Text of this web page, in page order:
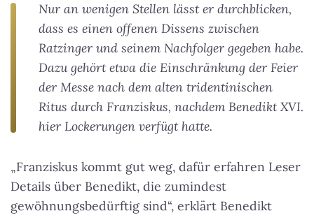
Nur an wenigen Stellen lässt er durchblicken,
dass es einen offenen Dissens zwischen
Ratzinger und seinem Nachfolger gegeben habe.
Dazu gehört etwa die Einschränkung der Feier
der Messe nach dem alten tridentinischen
Ritus durch Franziskus, nachdem Benedikt XVI.
hier Lockerungen verfügt hatte.
„Franziskus kommt gut weg, dafür erfahren Leser
Details über Benedikt, die zumindest
gewöhnungsbedürftig sind“, erklärt Benedikt